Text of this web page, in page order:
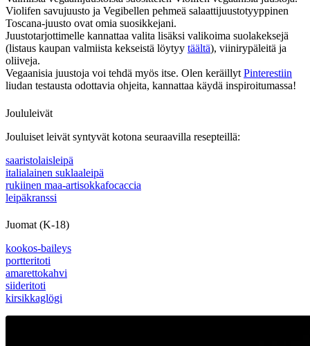
Violifen savujuusto ja Vegibellen pehmeä salaattijuustotyyppinen
Toscana-juusto ovat omia suosikkejani.
Juustotarjottimelle kannattaa valita lisäksi valikoima suolakeksejä
(listaus kaupan valmiista kekseistä löytyy täältä), viinirypäleitä ja
oliiveja.
Vegaanisia juustoja voi tehdä myös itse. Olen keräillytPinterestiin
liudan testausta odottavia ohjeita, kannattaa käydä inspiroitumassa!
Joululeivät
Jouluiset leivät syntyvät kotona seuraavilla resepteillä:
saaristolaisleipä
italialainen suklaaleipä
rukiinen maa-artisokkafocaccia
leipäkranssi
Juomat (K-18)
kookos-baileys
portteritoti
amarettokahvi
siideritoti
kirsikkaglögi